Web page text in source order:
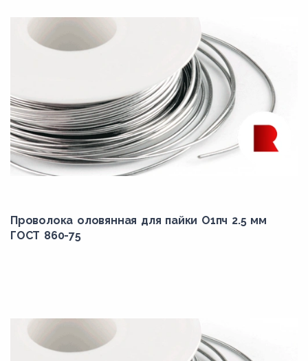
Проволока оловянная для пайки О1пч 2.5 мм
ГОСТ 860-75